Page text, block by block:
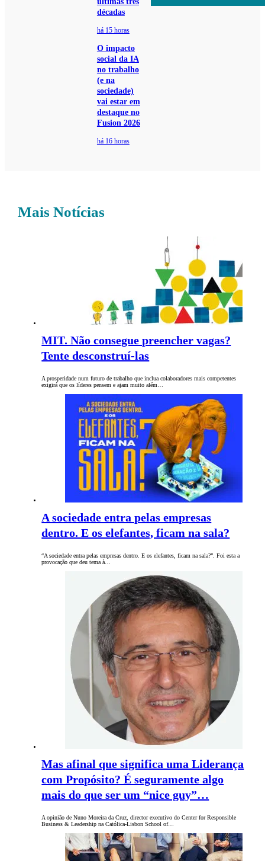
décadas
há 15 horas
O impacto
social da IA
no trabalho
(e na
sociedade)
vai estar em
destaque no
Fusion 2026
há 16 horas
Mais Notícias
MIT. Não consegue preencher vagas?
Tente desconstruí-las
A prosperidade num futuro de trabalho que inclua colaboradores mais competentes
exigirá que os líderes pensem e ajam muito além…
A sociedade entra pelas empresas
dentro. E os elefantes, ficam na sala?
“A sociedade entra pelas empresas dentro. E os elefantes, ficam na sala?”. Foi esta a
provocação que deu tema à…
Mas afinal que significa uma Liderança
com Propósito? É seguramente algo
mais do que ser um “nice guy”…
A opinião de Nuno Moreira da Cruz, director executivo do Center for Responsible
Business & Leadership na Católica-Lisbon School of…